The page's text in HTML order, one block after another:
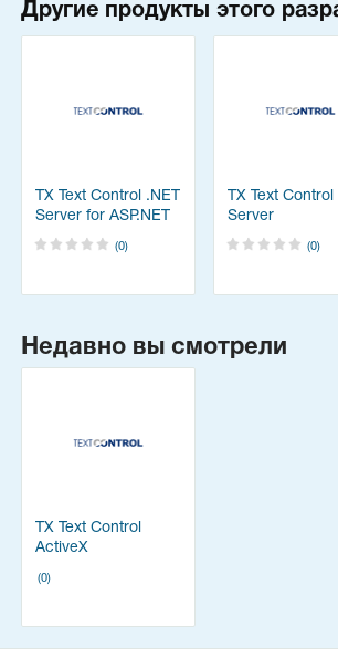
Другие продукты этого
TX Text Control .NET
Server for ASP.NET
(0)
TX Text Control
Server
(0)
Недавно вы смотрели
TX Text Control
ActiveX
(0)